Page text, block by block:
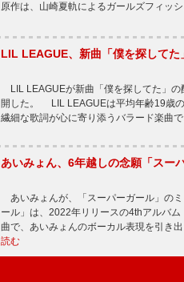
原作は、山崎夏軌によるガールズフィッ
LIL LEAGUE、新曲「僕を探してた
LIL LEAGUEが新曲「僕を探してた」
開した。 LIL LEAGUEは平均年齢19歳
繊細な歌詞が心に寄り添うバラード楽曲
あいみょん、6年越しの念願「スー
あいみょんが、「スーパーガール」の
ール」は、2022年リリースの4thアルバ
曲で、あいみょんのボーカル表現を引
読む